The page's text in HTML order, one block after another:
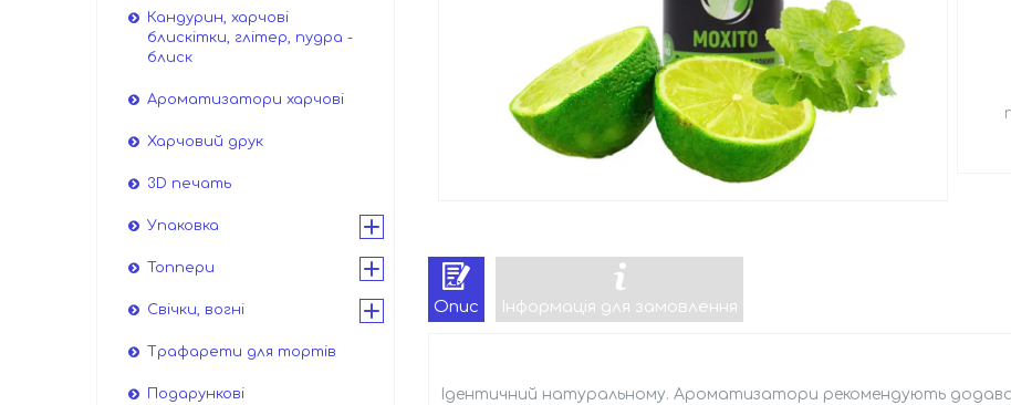
Опис Інформація для замовлення
Ідентичний натуральному. Ароматизатори рекомендують
Кандурин, харчові
блискітки, глітер, пудра -
блиск
Ароматизатори харчові
Харчовий друк
3D печать
Упаковка
Топпери
Свічки, вогні
Трафарети для тортів
Подарункові